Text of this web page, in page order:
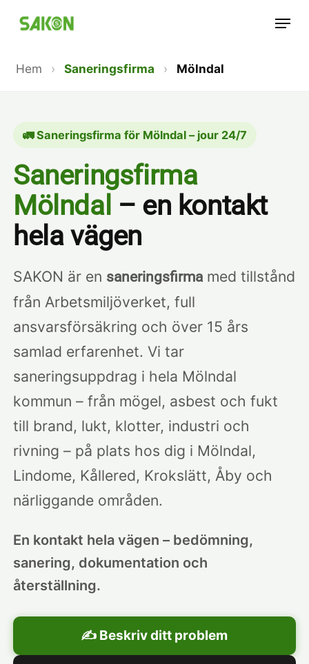
Skip
main
Menu
Hem › Saneringsfirma › Mölndal
🚛 Saneringsfirma för Mölndal – jour 24/7
Saneringsfirma
Mölndal – en kontakt
hela vägen
SAKON är en saneringsfirmamed tillstånd
från Arbetsmiljöverket, full
ansvarsförsäkring och över 15 års
samlad erfarenhet. Vi tar
saneringsuppdrag i hela Mölndal
kommun – från mögel, asbest och fukt
till brand, lukt, klotter, industri och
rivning – på plats hos dig i Mölndal,
Lindome, Kållered, Krokslätt, Åby och
närliggande områden.
En kontakt hela vägen – bedömning,
sanering, dokumentation och
återställning.
✍️ Beskriv ditt problem